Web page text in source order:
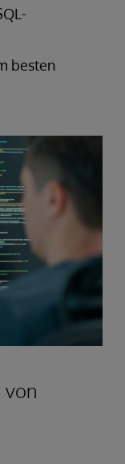
besten
von